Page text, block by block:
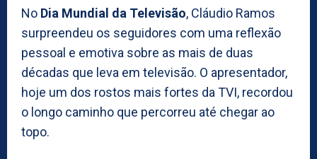
No Dia Mundial da Televisão, Cláudio Ramos
surpreendeu os seguidores com uma reflexão
pessoal e emotiva sobre as mais de duas
décadas que leva em televisão. O apresentador,
hoje um dos rostos mais fortes da TVI, recordou
o longo caminho que percorreu até chegar ao
topo.